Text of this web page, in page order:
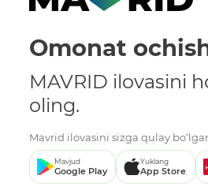
Omonat
MAVRID ilovasini
oling.
Mavrid ilovasini sizga qulay
Mavjud
Google Play
Yuklang
App Store